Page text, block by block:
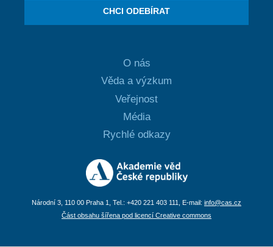
CHCI ODEBÍRAT
O nás
Věda a výzkum
Veřejnost
Média
Rychlé odkazy
Národní 3, 110 00 Praha 1, Tel.: +420 221 403 111, E-mail: info@cas.cz
Část obsahu šířena pod licencí Creative commons